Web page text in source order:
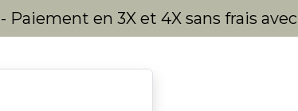
- Paiement en 3X et 4X sans frais